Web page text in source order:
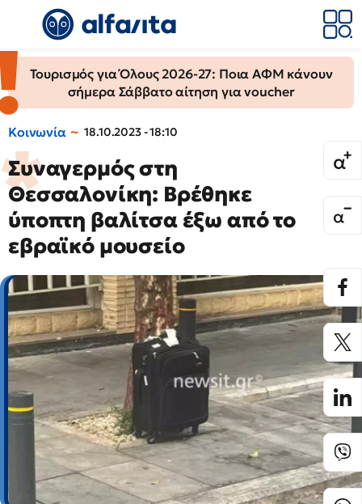
Τουρισμός για Όλους 2026-27: Ποια ΑΦΜ κάνουν
σήμερα Σάββατο αίτηση για voucher
Κοινωνία 18.10.2023 - 18:10
Συναγερμός στη
Θεσσαλονίκη: Βρέθηκε
ύποπτη βαλίτσα έξω από το
εβραϊκό μουσείο